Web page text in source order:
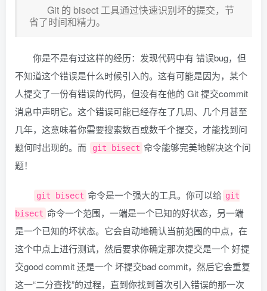
Git 的 bisect 工具通过快速识别坏的提交，节
省了时间和精力。
你是不是有过这样的经历：发现代码中有 错误bug，但
不知道这个错误是什么时候引入的。这有可能是因为，某个
人提交了一份有错误的代码，但没有在他的 Git 提交commit
消息中声明它。这个错误可能已经存在了几周、几个月甚至
几年，这意味着你需要搜索数百或数千个提交，才能找到问
题何时出现的。而
git bisect 命令能够完美地解决这个问
题！
git bisect 命令是一个强大的工具。你可以给 git
bisect 命令一个范围，一端是一个已知的好状态，另一端
是一个已知的坏状态。它会自动地确认当前范围的中点，在
这个中点上进行测试，然后要求你确定那次提交是一个 好提
交good commit 还是一个 坏提交bad commit，然后它会重复
这一“二分查找”的过程，直到你找到首次引入错误的那一次